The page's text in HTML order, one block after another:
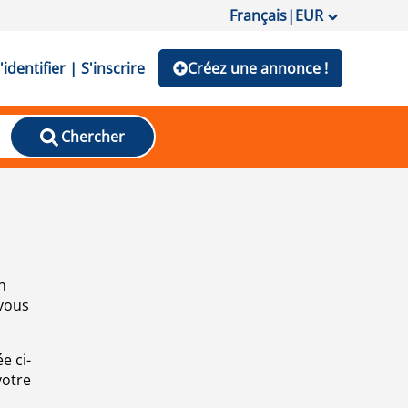
Français|EUR
| S'inscrire Créez une annonce !
Chercher
ci-